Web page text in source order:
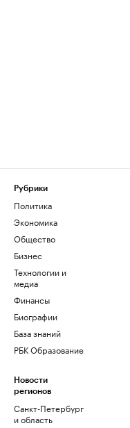
Рубрики
Политика
Экономика
Общество
Бизнес
Технологии и
медиа
Финансы
Биографии
База знаний
РБК Образование
Новости
регионов
Санкт-Петербург
и область